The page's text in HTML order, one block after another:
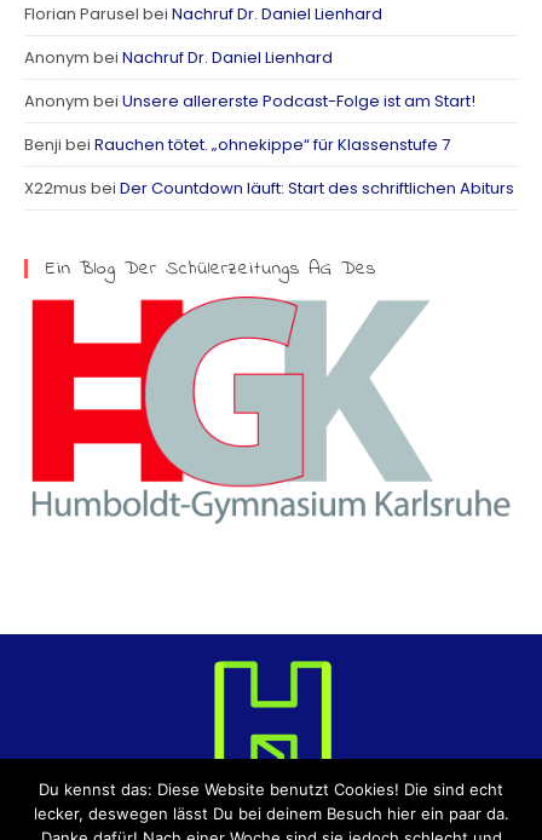
a
m
Florian Parusel bei Nachruf Dr. Daniel Lienhard
Anonym bei Nachruf Dr. Daniel Lienhard
Anonym bei Unsere allererste Podcast-Folge ist am Start!
Benji bei Rauchen tötet. „ohnekippe“ für Klassenstufe 7
X22mus bei Der Countdown läuft: Start des schriftlichen Abiturs
Ein Blog Der Schülerzeitungs AG Des
Du kennst das: Diese Website benutzt Cookies! Die sind echt
lecker, deswegen lässt Du bei deinem Besuch hier ein paar da.